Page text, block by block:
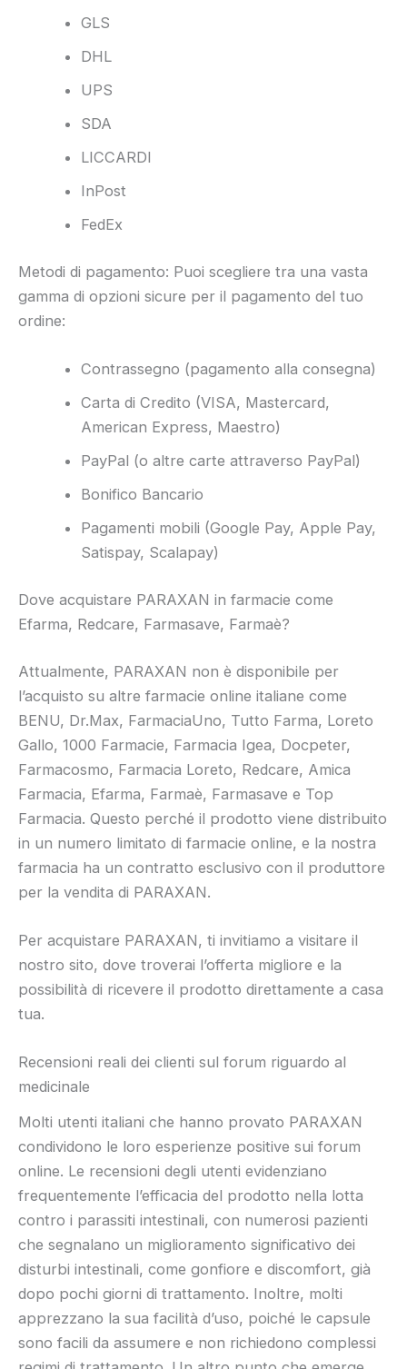
GLS
DHL
UPS
SDA
LICCARDI
InPost
FedEx
Metodi di pagamento: Puoi scegliere tra una vasta
gamma di opzioni sicure per il pagamento del tuo
ordine:
Contrassegno (pagamento alla consegna)
Carta di Credito (VISA, Mastercard,
American Express, Maestro)
PayPal (o altre carte attraverso PayPal)
Bonifico Bancario
Pagamenti mobili (Google Pay, Apple Pay,
Satispay, Scalapay)
Dove acquistare PARAXAN in farmacie come
Efarma, Redcare, Farmasave, Farmaè?
Attualmente, PARAXAN non è disponibile per
l’acquisto su altre farmacie online italiane come
BENU, Dr.Max, FarmaciaUno, Tutto Farma, Loreto
Gallo, 1000 Farmacie, Farmacia Igea, Docpeter,
Farmacosmo, Farmacia Loreto, Redcare, Amica
Farmacia, Efarma, Farmaè, Farmasave e Top
Farmacia. Questo perché il prodotto viene distribuito
in un numero limitato di farmacie online, e la nostra
farmacia ha un contratto esclusivo con il produttore
per la vendita di PARAXAN.
Per acquistare PARAXAN, ti invitiamo a visitare il
nostro sito, dove troverai l’offerta migliore e la
possibilità di ricevere il prodotto direttamente a casa
tua.
Recensioni reali dei clienti sul forum riguardo al
medicinale
Molti utenti italiani che hanno provato PARAXAN
condividono le loro esperienze positive sui forum
online. Le recensioni degli utenti evidenziano
frequentemente l’efficacia del prodotto nella lotta
contro i parassiti intestinali, con numerosi pazienti
che segnalano un miglioramento significativo dei
disturbi intestinali, come gonfiore e discomfort, già
dopo pochi giorni di trattamento. Inoltre, molti
apprezzano la sua facilità d’uso, poiché le capsule
sono facili da assumere e non richiedono complessi